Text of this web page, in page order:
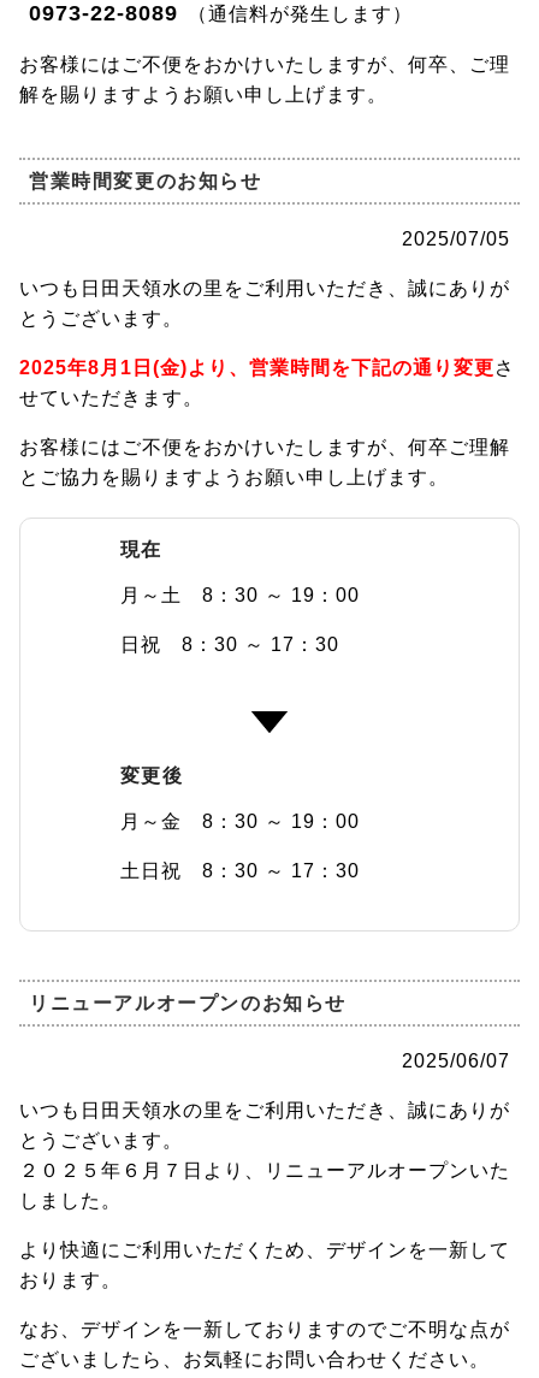
0973-22-8089 （通信料が発生します）
お客様にはご不便をおかけいたしますが、何卒、ご理
解を賜りますようお願い申し上げます。
営業時間変更のお知らせ
2025/07/05
いつも日田天領水の里をご利用いただき、誠にありが
とうございます。
2025年8月1日(金)より、営業時間を下記の通り変更さ
せていただきます。
お客様にはご不便をおかけいたしますが、何卒ご理解
とご協力を賜りますようお願い申し上げます。
現在
月～土 8：30 ～ 19：00
日祝 8：30 ～ 17：30
変更後
月～金 8：30 ～ 19：00
土日祝 8：30 ～ 17：30
リニューアルオープンのお知らせ
2025/06/07
いつも日田天領水の里をご利用いただき、誠にありが
とうございます。
２０２５年６月７日より、リニューアルオープンいた
しました。
より快適にご利用いただくため、デザインを一新して
おります。
なお、デザインを一新しておりますのでご不明な点が
ございましたら、お気軽にお問い合わせください。